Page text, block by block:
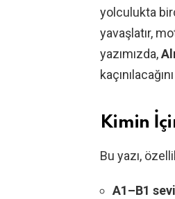
yolculukta
yavaşlatır,
yazımızda,
Kimin
Bu yazı,
A1–B1